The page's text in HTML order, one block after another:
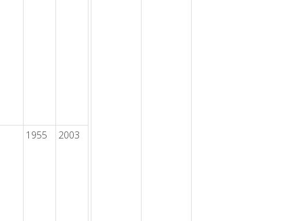
1955 2003